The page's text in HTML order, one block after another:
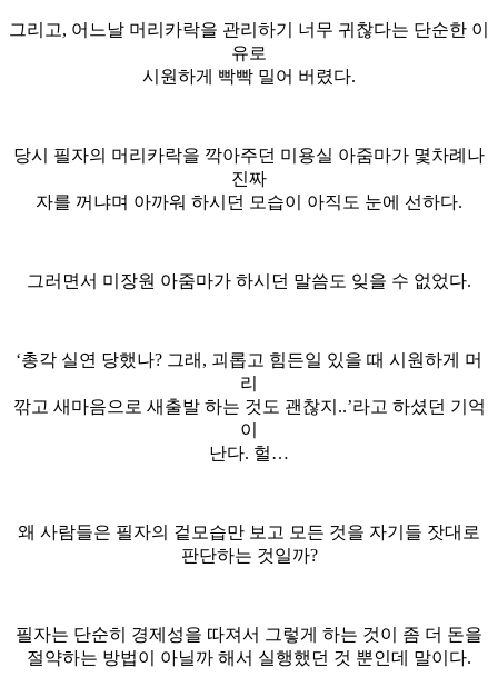
그리고, 어느날 머리카락을 관리하기 너무 귀찮다는 단순한 이
유로
시원하게 빡빡 밀어 버렸다.
당시 필자의 머리카락을 깍아주던 미용실 아줌마가 몇차례나
진짜
자를 꺼냐며 아까워 하시던 모습이 아직도 눈에 선하다.
그러면서 미장원 아줌마가 하시던 말씀도 잊을 수 없었다.
‘총각 실연 당했나? 그래, 괴롭고 힘든일 있을 때 시원하게 머
리
깎고 새마음으로 새출발 하는 것도 괜찮지..’라고 하셨던 기억
이
난다. 헐…
왜 사람들은 필자의 겉모습만 보고 모든 것을 자기들 잣대로
판단하는 것일까?
필자는 단순히 경제성을 따져서 그렇게 하는 것이 좀 더 돈을
절약하는 방법이 아닐까 해서 실행했던 것 뿐인데 말이다.